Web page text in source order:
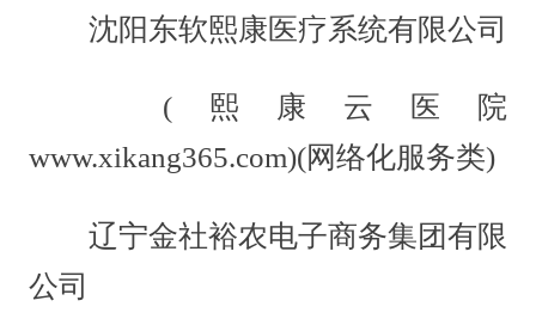
沈阳东软熙康医疗系统有限公司
(熙康云医院
www.xikang365.com)(网络化服务类)
辽宁金社裕农电子商务集团有限
公司